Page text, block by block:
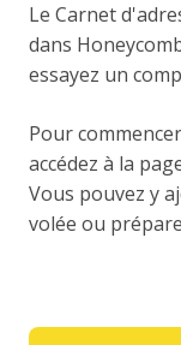
Le Carnet
dans
essayez un
Pour
accédez à la
Vous pouvez y
volée ou